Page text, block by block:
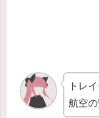
トレ
航空